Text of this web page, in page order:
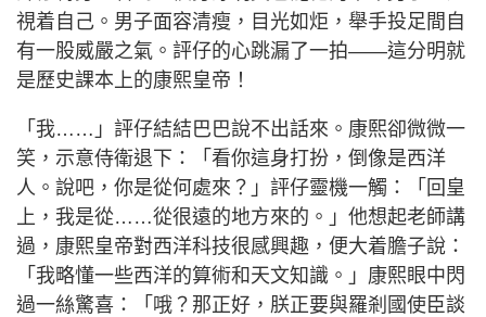
視着自己。男子面容清瘦，目光如炬，舉手投足間自
有一股威嚴之氣。評仔的心跳漏了一拍——這分明就
是歷史課本上的康熙皇帝！
「我……」評仔結結巴巴說不出話來。康熙卻微微一
笑，示意侍衛退下：「看你這身打扮，倒像是西洋
人。說吧，你是從何處來？」評仔靈機一觸：「回皇
上，我是從……從很遠的地方來的。」他想起老師講
過，康熙皇帝對西洋科技很感興趣，便大着膽子說：
「我略懂一些西洋的算術和天文知識。」康熙眼中閃
過一絲驚喜：「哦？那正好，朕正要與羅剎國使臣談